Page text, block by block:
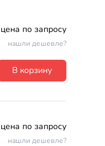
цена по запросу
нашли дешевле?
В корзину
цена по запросу
нашли дешевле?